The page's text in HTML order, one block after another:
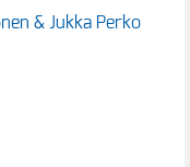
& Jukka Perko